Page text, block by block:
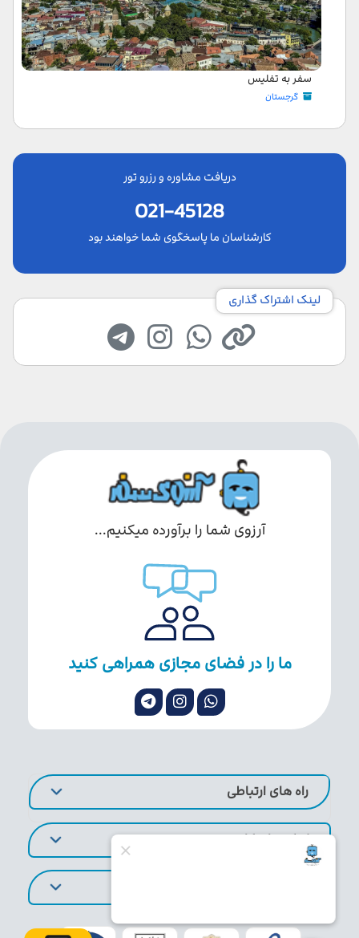
سفر به تفلیس
گرجستان
دریافت مشاوره و رزرو تور
021-45128
کارشناسان ما پاسخگوی شما خواهند بود
لینک اشتراک گذاری
آرزوی شما را برآورده میکنیم...
ما را در فضای مجازی همراهی کنید
راه های ارتباطی
لینک های کاربردی